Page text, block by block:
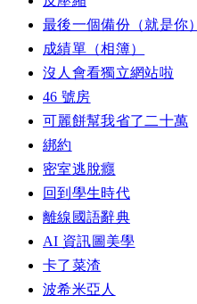
最後一個備份（就是你）
成績單（相簿）
沒人會看獨立網站啦
46 號房
可麗餅幫我省了二十萬
綁約
密室逃脫癮
回到學生時代
離線國語辭典
AI 資訊圖美學
卡了菜渣
波希米亞人